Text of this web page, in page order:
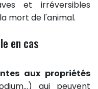
et irréversibles
mort de l'animal.
en cas
aux propriétés
qui peuvent